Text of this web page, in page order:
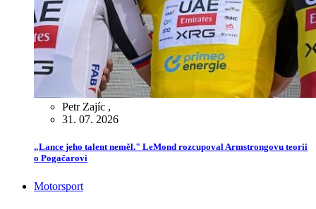
Petr Zajíc ,
31. 07. 2026
„Lance jeho talent neměl." LeMond rozcupoval Armstrongovu teorii
o Pogačarovi
Motorsport